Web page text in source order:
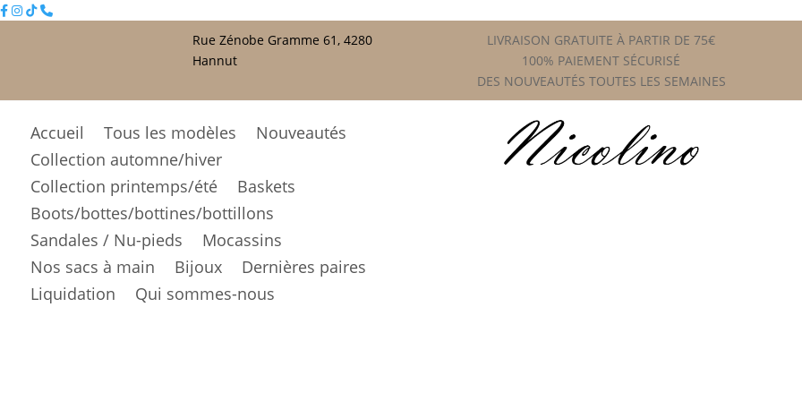
Rue Zénobe Gramme 61, 4280
Hannut
LIVRAISON GRATUITE À PARTIR DE 75€
100% PAIEMENT SÉCURISÉ
DES NOUVEAUTÉS TOUTES LES SEMAINES
Accueil Tous les modèles
Nouveautés
Collection automne/hiver
Collection printemps/été
Baskets
Boots/bottes/bottines/bottillons
Sandales / Nu-pieds
Mocassins
Nos sacs à main
Bijoux
Dernières paires
Liquidation
Qui sommes-nous